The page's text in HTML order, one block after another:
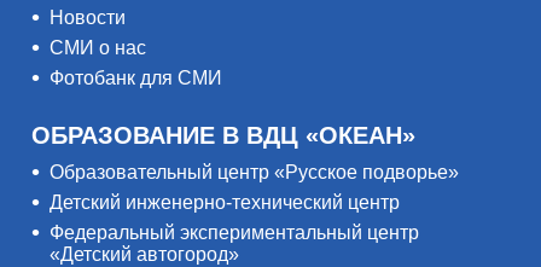
Новости
СМИ о нас
Фотобанк для СМИ
ОБРАЗОВАНИЕ В ВДЦ «ОКЕАН»
Образовательный центр «Русское подворье»
Детский инженерно-технический центр
Федеральный экспериментальный центр
«Детский автогород»